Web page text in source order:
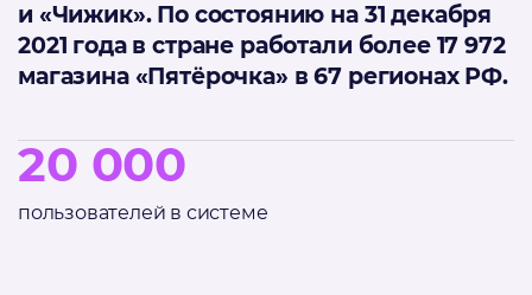
и «Чижик». По состоянию на 31 декабря
2021 года в стране работали более 17 972
магазина «Пятёрочка» в 67 регионах РФ.
20 000
пользователей в системе